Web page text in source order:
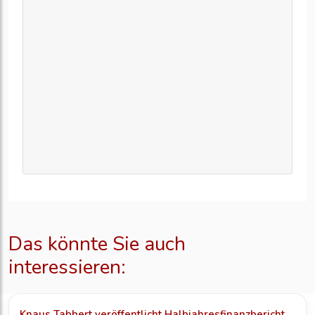
Das könnte Sie auch
interessieren: